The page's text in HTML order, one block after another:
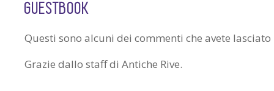
GUESTBOOK
Questi sono alcuni dei commenti che avete
Grazie dallo staff di Antiche Rive.